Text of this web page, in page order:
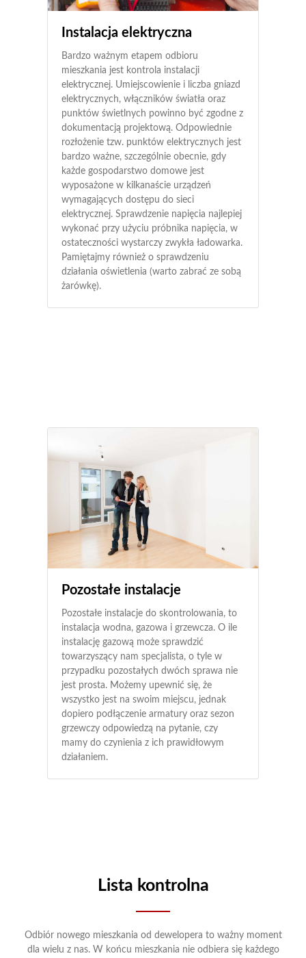
Instalacja elektryczna
Bardzo ważnym etapem odbioru
mieszkania jest kontrola instalacji
elektrycznej. Umiejscowienie i liczba gniazd
elektrycznych, włączników światła oraz
punktów świetlnych powinno być zgodne z
dokumentacją projektową. Odpowiednie
rozłożenie tzw. punktów elektrycznych jest
bardzo ważne, szczególnie obecnie, gdy
każde gospodarstwo domowe jest
wyposażone w kilkanaście urządzeń
wymagających dostępu do sieci
elektrycznej. Sprawdzenie napięcia najlepiej
wykonać przy użyciu próbnika napięcia, w
ostateczności wystarczy zwykła ładowarka.
Pamiętajmy również o sprawdzeniu
działania oświetlenia (warto zabrać ze sobą
żarówkę).
Pozostałe instalacje
Pozostałe instalacje do skontrolowania, to
instalacja wodna, gazowa i grzewcza. O ile
instalację gazową może sprawdzić
towarzyszący nam specjalista, o tyle w
przypadku pozostałych dwóch sprawa nie
jest prosta. Możemy upewnić się, że
wszystko jest na swoim miejscu, jednak
dopiero podłączenie armatury oraz sezon
grzewczy odpowiedzą na pytanie, czy
mamy do czynienia z ich prawidłowym
działaniem.
Lista kontrolna
Odbiór nowego mieszkania od dewelopera to ważny moment
dla wielu z nas. W końcu mieszkania nie odbiera się każdego